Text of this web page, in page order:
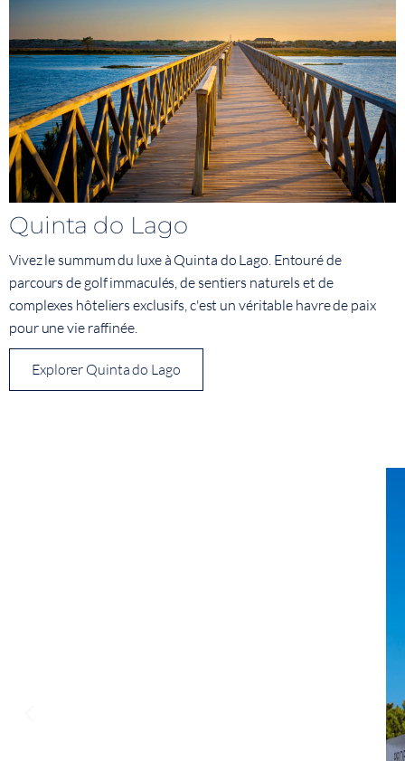
Quinta do Lago
Vivez le summum du luxe à Quinta do Lago. Entouré de
parcours de golf immaculés, de sentiers naturels et de
complexes hôteliers exclusifs, c'est un véritable havre de paix
pour une vie raffinée.
Explorer Quinta do Lago